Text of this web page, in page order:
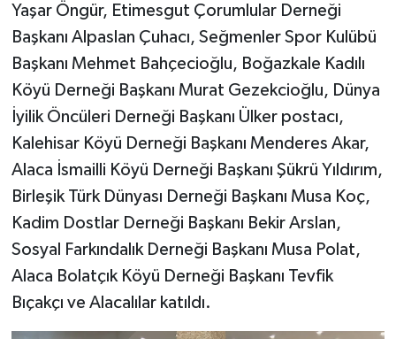
Yaşar Öngür, Etimesgut Çorumlular Derneği
Başkanı Alpaslan Çuhacı, Seğmenler Spor Kulübü
Başkanı Mehmet Bahçecioğlu, Boğazkale Kadılı
Köyü Derneği Başkanı Murat Gezekcioğlu, Dünya
İyilik Öncüleri Derneği Başkanı Ülker postacı,
Kalehisar Köyü Derneği Başkanı Menderes Akar,
Alaca İsmailli Köyü Derneği Başkanı Şükrü Yıldırım,
Birleşik Türk Dünyası Derneği Başkanı Musa Koç,
Kadim Dostlar Derneği Başkanı Bekir Arslan,
Sosyal Farkındalık Derneği Başkanı Musa Polat,
Alaca Bolatçık Köyü Derneği Başkanı Tevfik
Bıçakçı ve Alacalılar katıldı.